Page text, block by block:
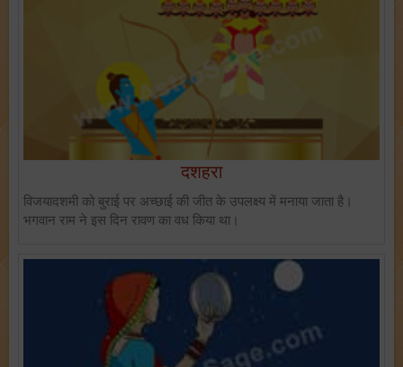
दशहरा
विजयादशमी को बुराई पर अच्छाई की जीत के उपलक्ष्य में मनाया जाता है।
भगवान राम ने इस दिन रावण का वध किया था।